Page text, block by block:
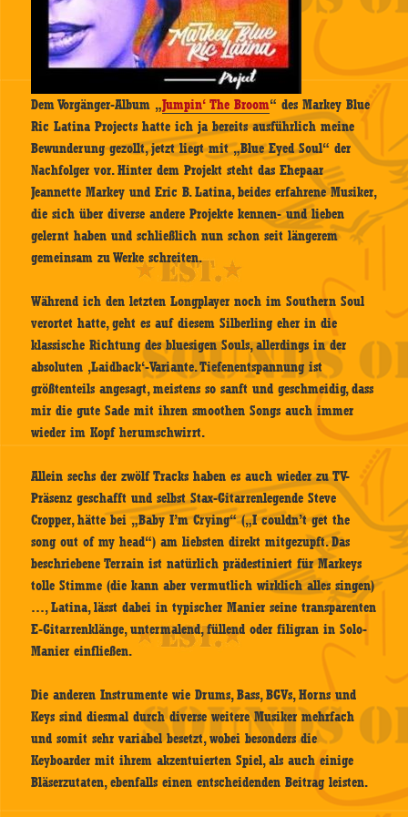
Dem Vorgänger-Album „Jumpin‘ The Broom“ des Markey Blue
Ric Latina Projects hatte ich ja bereits ausführlich meine
Bewunderung gezollt, jetzt liegt mit „Blue Eyed Soul“ der
Nachfolger vor. Hinter dem Projekt steht das Ehepaar
Jeannette Markey und Eric B. Latina, beides erfahrene Musiker,
die sich über diverse andere Projekte kennen- und lieben
gelernt haben und schließlich nun schon seit längerem
gemeinsam zu Werke schreiten.
Während ich den letzten Longplayer noch im Southern Soul
verortet hatte, geht es auf diesem Silberling eher in die
klassische Richtung des bluesigen Souls, allerdings in der
absoluten ‚Laidback‘-Variante. Tiefenentspannung ist
größtenteils angesagt, meistens so sanft und geschmeidig, dass
mir die gute Sade mit ihren smoothen Songs auch immer
wieder im Kopf herumschwirrt.
Allein sechs der zwölf Tracks haben es auch wieder zu TV-
Präsenz geschafft und selbst Stax-Gitarrenlegende Steve
Cropper, hätte bei „Baby I’m Crying“ („I couldn’t get the
song out of my head“) am liebsten direkt mitgezupft. Das
beschriebene Terrain ist natürlich prädestiniert für Markeys
tolle Stimme (die kann aber vermutlich wirklich alles singen)
…, Latina, lässt dabei in typischer Manier seine transparenten
E-Gitarrenklänge, untermalend, füllend oder filigran in Solo-
Manier einfließen.
Die anderen Instrumente wie Drums, Bass, BGVs, Horns und
Keys sind diesmal durch diverse weitere Musiker mehrfach
und somit sehr variabel besetzt, wobei besonders die
Keyboarder mit ihrem akzentuierten Spiel, als auch einige
Bläserzutaten, ebenfalls einen entscheidenden Beitrag leisten.